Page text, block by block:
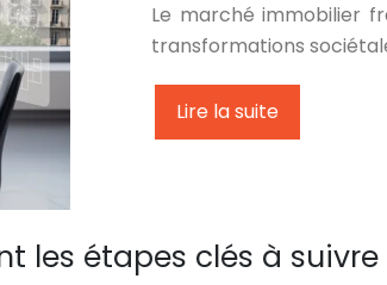
Le marché immobilier
transformations
Lire la suite
les étapes clés à suivre